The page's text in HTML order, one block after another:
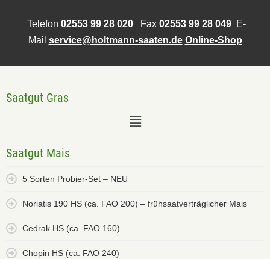
Telefon 02553 99 28 020Fax 02553 99 28 049E-
Mail service@holtmann-saaten.de Online-Shop
Saatgut Gras
Saatgut Mais
5 Sorten Probier-Set – NEU
Noriatis 190 HS (ca. FAO 200) – frühsaatverträglicher Mais
Cedrak HS (ca. FAO 160)
Chopin HS (ca. FAO 240)